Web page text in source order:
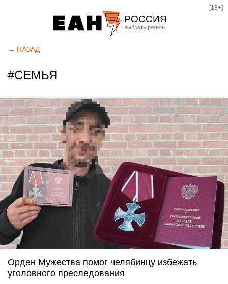
РОССИЯ
Оренбург
[18+]
← НАЗАД
#СЕМЬЯ
Орден Мужества помог челябинцу избежать
уголовного преследования